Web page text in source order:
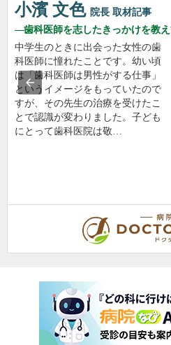
小濱 文色 院長 取材記事
歯科医師を志したきっかけを教え
中学生のときに出会った女性の歯
科医師に憧れたことです。幼い頃
は「歯科医師は男性がする仕事」
というイメージをもっていたので
すが、その先生の治療を受けたこ
とで認識が変わりました。子ども
にとって歯科医院は敬…